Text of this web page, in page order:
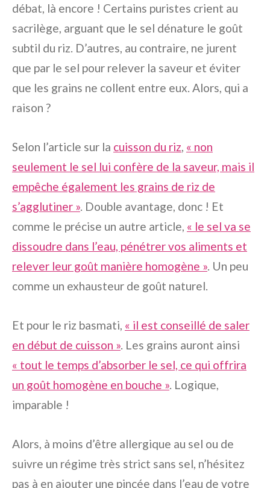
débat, là encore ! Certains puristes crient au
sacrilège, arguant que le sel dénature le goût
subtil du riz. D’autres, au contraire, ne jurent
que par le sel pour relever la saveur et éviter
que les grains ne collent entre eux. Alors, qui a
raison ?
Selon l’article sur la cuisson du riz, « non
seulement le sel lui confère de la saveur, mais il
empêche également les grains de riz de
s’agglutiner ». Double avantage, donc ! Et
comme le précise un autre article, « le sel va se
dissoudre dans l’eau, pénétrer vos aliments et
relever leur goût manière homogène ». Un peu
comme un exhausteur de goût naturel.
Et pour le riz basmati, « il est conseillé de saler
en début de cuisson ». Les grains auront ainsi
« tout le temps d’absorber le sel, ce qui offrira
un goût homogène en bouche ». Logique,
imparable !
Alors, à moins d’être allergique au sel ou de
suivre un régime très strict sans sel, n’hésitez
pas à en ajouter une pincée dans l’eau de votre